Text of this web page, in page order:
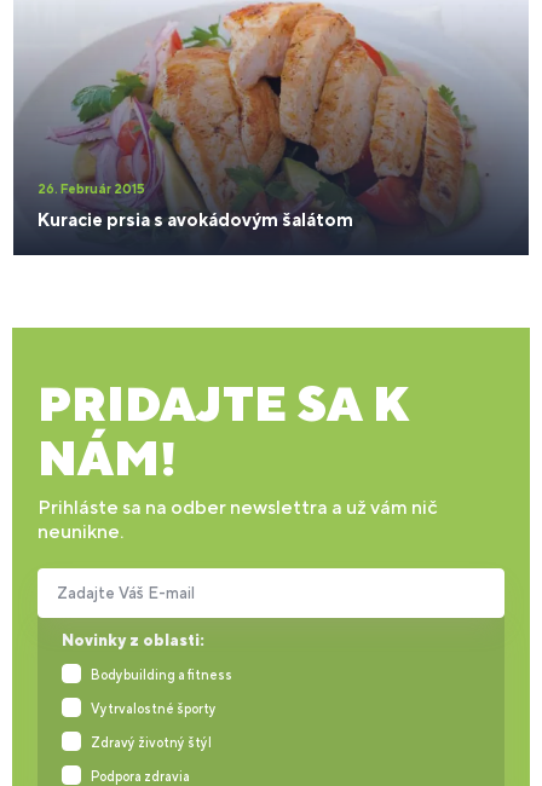
26. Február 2015
Kuracie prsia s avokádovým šalátom
PRIDAJTE SA K
NÁM!
Prihláste sa na odber newslettra a už vám nič
neunikne.
Novinky z oblasti:
Bodybuilding a fitness
Vytrvalostné športy
Zdravý životný štýl
Podpora zdravia
Zadajte Váš E-mail